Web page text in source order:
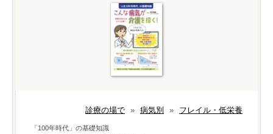
診療の場で » 病気別 » フレイル・低栄養
「100年時代」の基礎知識